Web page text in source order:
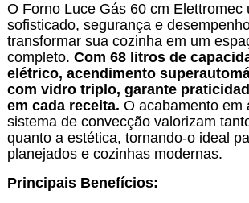
O Forno Luce Gás 60 cm Elettromec
sofisticado, segurança e
transformar sua cozinha em um
completo. Com 68 litros de
elétrico, acendimento
com vidro triplo, garante
em cada receita. O acabamento em
sistema de convecção valorizam
quanto a estética, tornando-o ideal
planejados e cozinhas modernas.
Principais Benefícios: